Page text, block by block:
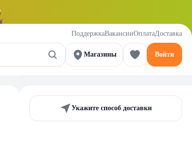
ПоддержкаВакансииОплатаДоставка
Магазины Войти
Укажите способ доставки